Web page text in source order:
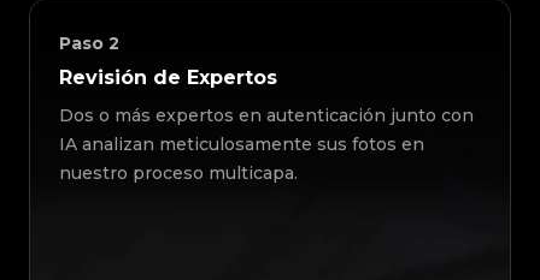
Paso 2
Revisión de Expertos
Dos o más expertos en autenticación junto con
IA analizan meticulosamente sus fotos en
nuestro proceso multicapa.